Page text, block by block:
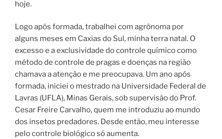
hoje.
Logo após formada, trabalhei com agrônoma por
alguns meses em Caxias do Sul, minha terra natal. O
excesso e a exclusividade do controle químico como
método de controle de pragas e doenças na região
chamava a atenção e me preocupava. Um ano após
formada, iniciei o mestrado na Universidade Federal de
Lavras (UFLA), Minas Gerais, sob supervisão do Prof.
Cesar Freire Carvalho, quem me introduziu ao mundo
dos insetos predadores. Desde então, meu interesse
pelo controle biológico só aumenta.